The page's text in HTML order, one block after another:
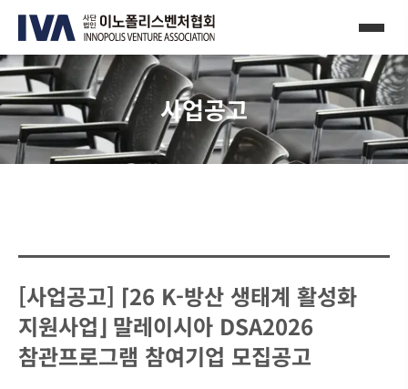
사업공고
[사업공고] ⌈26 K-방산 생태계 활성화
지원사업⌋ 말레이시아 DSA2026
참관프로그램 참여기업 모집공고